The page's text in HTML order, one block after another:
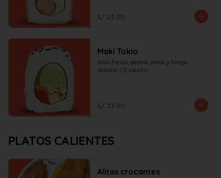
S/ 23.00
Maki Tokio
Atún fresco, pepino, palta y hongo
shitake. (12 piezas)
S/ 23.00
PLATOS CALIENTES
Alitas crocantes